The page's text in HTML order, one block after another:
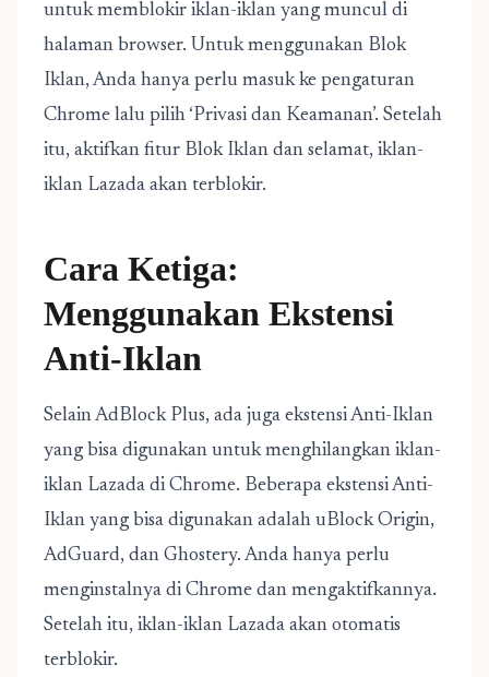
untuk memblokir iklan-iklan yang muncul di
halaman browser. Untuk menggunakan Blok
Iklan, Anda hanya perlu masuk ke pengaturan
Chrome lalu pilih ‘Privasi dan Keamanan’. Setelah
itu, aktifkan fitur Blok Iklan dan selamat, iklan-
iklan Lazada akan terblokir.
Cara Ketiga:
Menggunakan Ekstensi
Anti-Iklan
Selain AdBlock Plus, ada juga ekstensi Anti-Iklan
yang bisa digunakan untuk menghilangkan iklan-
iklan Lazada di Chrome. Beberapa ekstensi Anti-
Iklan yang bisa digunakan adalah uBlock Origin,
AdGuard, dan Ghostery. Anda hanya perlu
menginstalnya di Chrome dan mengaktifkannya.
Setelah itu, iklan-iklan Lazada akan otomatis
terblokir.